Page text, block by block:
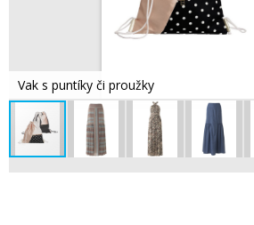
Vak s puntíky či proužky